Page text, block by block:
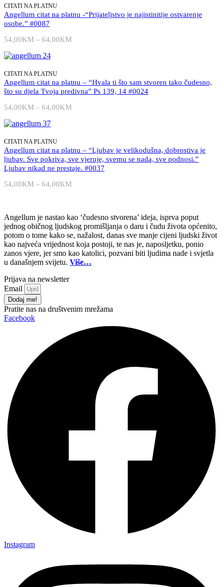
svoje
srce,
jer
iz
njega
izvire
život."
#0429
količina
CITATI NA PLATNU
Angellum citat na platnu -“Prijateljstvo je najistinitije ostvarenje
osobe.” #0087
54,00KM – 64,00KM
64,00KM
CITATI NA PLATNU
Angellum citat na platnu – “Hvala ti što sam stvoren tako čudesno,
što su djela Tvoja predivna” Ps 139, 14 #0024
54,00KM – 64,00KM
64,00KM
CITATI NA PLATNU
Angellum citat na platnu – “Ljubav je velikodušna, dobrostiva je
ljubav. Sve pokriva, sve vjeruje, svemu se nada, sve podnosi.”
Ljubav nikad ne prestaje. #0037
54,00KM – 64,00KM
do
64,00KM
Angellum je nastao kao ‘čudesno stvorena’ ideja, isprva poput
jednog običnog ljudskog promišljanja o daru i čudu života općenito,
potom o tome kako se, nažalost, danas sve manje cijeni ljudski život
kao najveća vrijednost koja postoji, te nas je, naposljetku, ponio
zanos vjere, jer smo kao katolici, pozvani biti ljudima nade i svjetla
u današnjem svijetu. Više…
Prijava na newsletter
Email
Dodaj me!
Pratite nas na društvenim mrežama
Facebook
Instagram